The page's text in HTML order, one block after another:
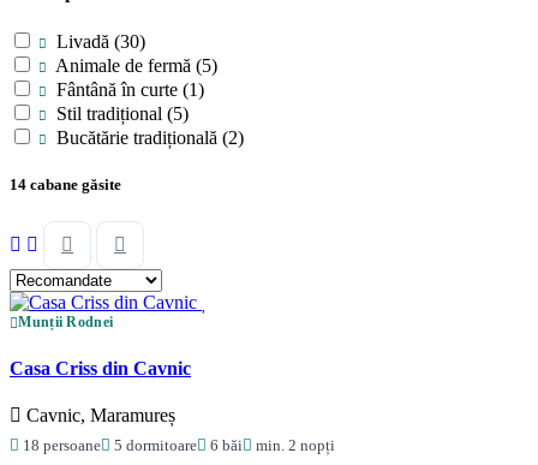
Livadă (30)
Animale de fermă (5)
Fântână în curte (1)
Stil tradițional (5)
Bucătărie tradițională (2)
14 cabane găsite
Munții Rodnei
Casa Criss din Cavnic
Cavnic, Maramureș
18 persoane 5 dormitoare 6 băi min. 2 nopți